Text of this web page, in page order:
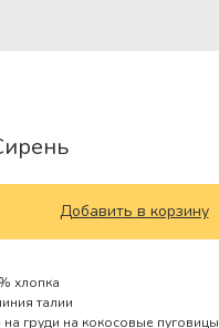
Добавить в корзину
хлопка
талии
на груди на кокосовые пуговицы